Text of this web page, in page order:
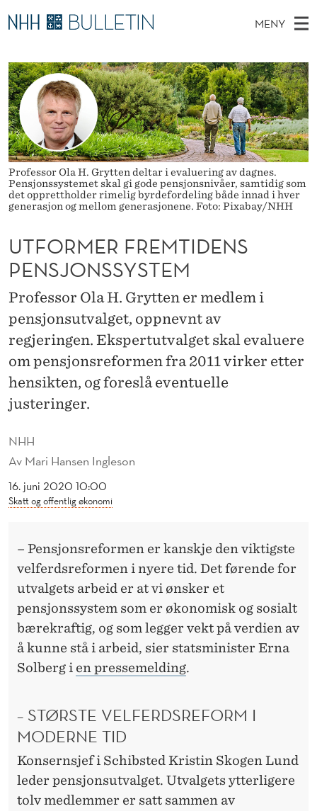
U
T
F
O
R
M
E
R
R
E
M
T
D
E
N
S
P
E
MENY
O
V
E
D
M
E
N
Y
Ø
K
I
N
E
T
T
S
T
E
D
E
T
Stipendiater og nye forskerprofiler
Disputaser
Ekspertutvalg
Om Bulletin
Professor Ola H. Grytten deltar i evaluering av dagnes.
Pensjonssystemet skal gi gode pensjonsnivåer, samtidig som
det opprettholder rimelig byrdefordeling både innad i hver
generasjon og mellom generasjonene. Foto: Pixabay/NHH
NHH
Av Mari Hansen Ingleson
16. juni 2020 10:00
Skatt og offentlig økonomi
UTFORMER FREMTIDENS
PENSJONSSYSTEM
Professor Ola H. Grytten er medlem i
pensjonsutvalget, oppnevnt av
regjeringen. Ekspertutvalget skal evaluere
om pensjonsreformen fra 2011 virker etter
hensikten, og foreslå eventuelle
justeringer.
– Pensjonsreformen er kanskje den viktigste
velferdsreformen i nyere tid. Det førende for
utvalgets arbeid er at vi ønsker et
pensjonssystem som er økonomisk og sosialt
bærekraftig, og som legger vekt på verdien av
å kunne stå i arbeid, sier statsminister Erna
Solberg i en pressemelding.
– STØRSTE VELFERDSREFORM I
MODERNE TID
Konsernsjef i Schibsted Kristin Skogen Lund
leder pensjonsutvalget. Utvalgets ytterligere
tolv medlemmer er satt sammen av